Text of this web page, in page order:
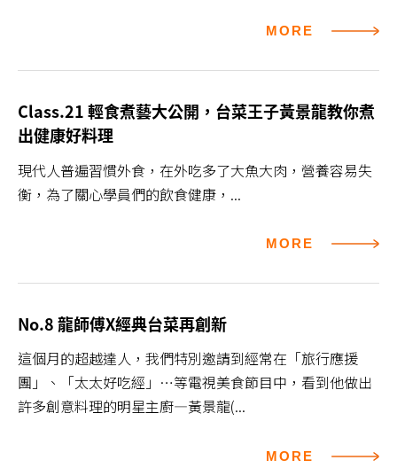
MORE
Class.21 輕食煮藝大公開，台菜王子黃景龍教你煮
出健康好料理
現代人普遍習慣外食，在外吃多了大魚大肉，營養容易失
衡，為了關心學員們的飲食健康，...
MORE
No.8 龍師傅X經典台菜再創新
這個月的超越達人，我們特別邀請到經常在「旅行應援
團」、「太太好吃經」…等電視美食節目中，看到他做出
許多創意料理的明星主廚—黃景龍(...
MORE